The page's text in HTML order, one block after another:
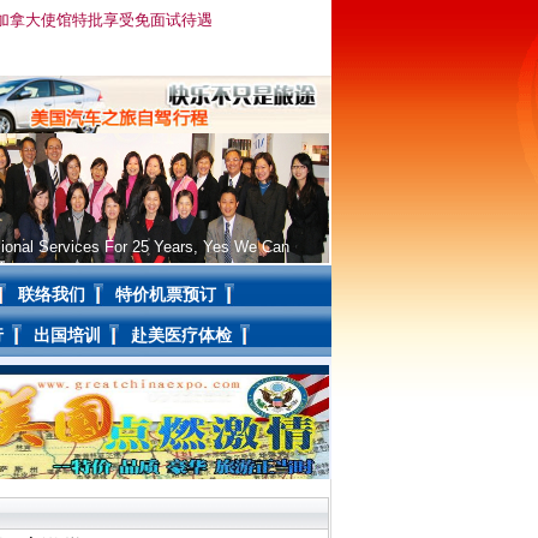
拿大使馆特批享受免面试待遇
Services For 25 Years, Yes We Can
联络我们 特价机票预订
出国培训 赴美医疗体检